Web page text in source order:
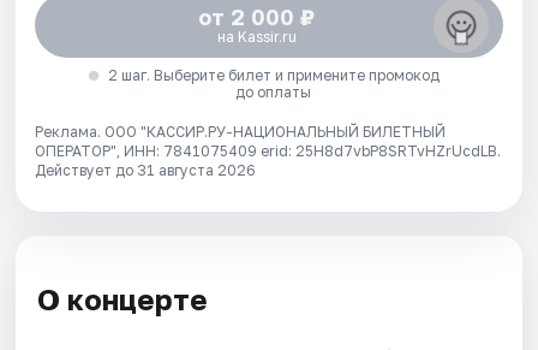
от 2 000 ₽
на Kassir.ru
2 шаг. Выберите билет и примените промокод
до оплаты
Реклама. ООО "КАССИР.РУ-НАЦИОНАЛЬНЫЙ БИЛЕТНЫЙ
ОПЕРАТОР", ИНН: 7841075409 erid: 25H8d7vbP8SRTvHZrUcdLB.
Действует до 31 августа 2026
О концерте